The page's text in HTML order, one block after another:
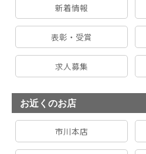
新着情報
表彰・受賞
求人募集
お近くのお店
市川本店